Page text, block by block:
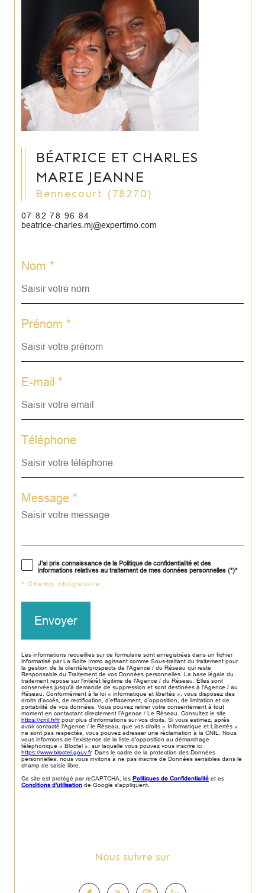
BÉATRICE ET CHARLES
MARIE JEANNE
Bennecourt (78270)
07 82 78 96 84
beatrice-charles.mj@expertimo.com
Nom *
Prénom *
E-mail *
Téléphone
Message *
J'ai pris connaissance de la Politique de confidentialité et des
informations relatives au traitement de mes données personnelles (*)*
* Champ obligatoire
Envoyer
Les informations recueillies sur ce formulaire sont enregistrées dans un fichier
informatisé par La Boite Immo agissant comme Sous-traitant du traitement pour
la gestion de la clientèle/prospects de l'Agence / du Réseau qui reste
Responsable du Traitement de vos Données personnelles. La base légale du
traitement repose sur l'intérêt légitime de l'Agence / du Réseau. Elles sont
conservées jusqu'à demande de suppression et sont destinées à l'Agence / au
Réseau. Conformément à la loi « informatique et libertés », vous disposez des
droits d’accès, de rectification, d’effacement, d’opposition, de limitation et de
portabilité de vos données. Vous pouvez retirer votre consentement à tout
moment en contactant directement l’Agence / Le Réseau. Consultez le site
https://cnil.fr/frpour plus d’informations sur vos droits. Si vous estimez, après
avoir contacté l'Agence / le Réseau, que vos droits « Informatique et Libertés »
ne sont pas respectés, vous pouvez adresser une réclamation à la CNIL. Nous
vous informons de l’existence de la liste d'opposition au démarchage
téléphonique « Bloctel », sur laquelle vous pouvez vous inscrire ici :
https://www.bloctel.gouv.fr. Dans le cadre de la protection des Données
personnelles, nous vous invitons à ne pas inscrire de Données sensibles dans le
champ de saisie libre.
Ce site est protégé par reCAPTCHA, les Politiques de Confidentialité et es
Conditions d'utilisation de Google s'appliquent.
Nous suivre sur